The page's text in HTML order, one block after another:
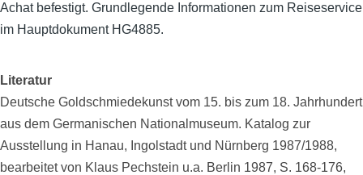
Achat befestigt. Grundlegende Informationen zum Reiseservice
im Hauptdokument HG4885.
Literatur
Deutsche Goldschmiedekunst vom 15. bis zum 18. Jahrhundert
aus dem Germanischen Nationalmuseum. Katalog zur
Ausstellung in Hanau, Ingolstadt und Nürnberg 1987/1988,
bearbeitet von Klaus Pechstein u.a. Berlin 1987, S. 168-176,